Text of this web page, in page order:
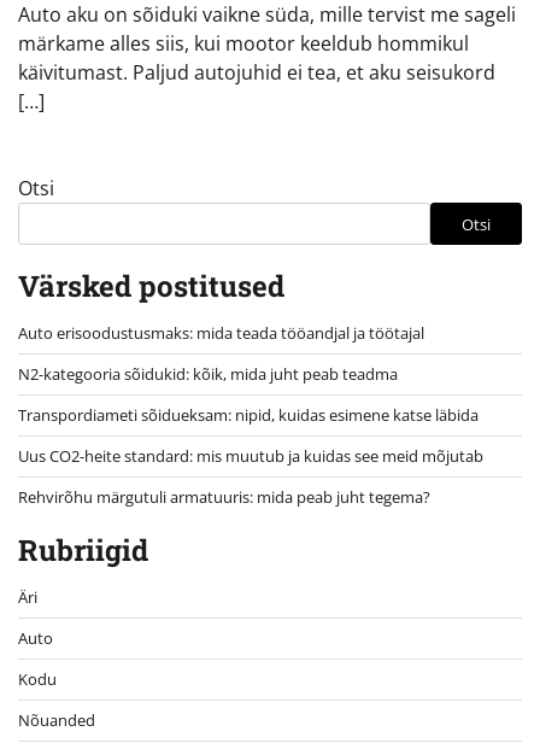
Auto aku on sõiduki vaikne süda, mille tervist me sageli
märkame alles siis, kui mootor keeldub hommikul
käivitumast. Paljud autojuhid ei tea, et aku seisukord
[…]
Otsi
Otsi
Värsked postitused
Auto erisoodustusmaks: mida teada tööandjal ja töötajal
N2-kategooria sõidukid: kõik, mida juht peab teadma
Transpordiameti sõidueksam: nipid, kuidas esimene katse läbida
Uus CO2-heite standard: mis muutub ja kuidas see meid mõjutab
Rehvirõhu märgutuli armatuuris: mida peab juht tegema?
Rubriigid
Äri
Auto
Kodu
Nõuanded